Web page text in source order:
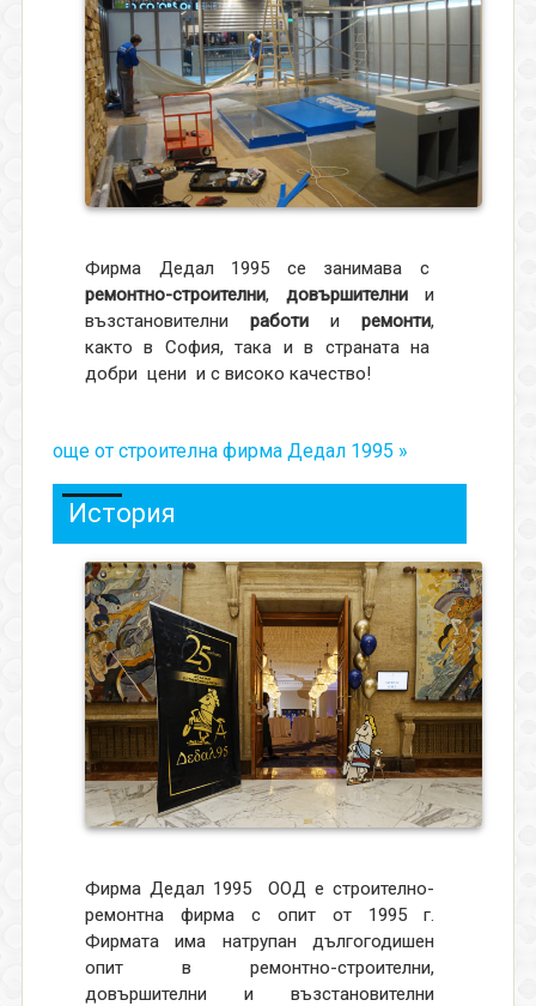
Фирма Дедал 1995 се занимава с
ремонтно-строителни, довършителни и
възстановителни работииремонти,
както в София, така и в страната на
добри цени и с високо качество!
още от строителна фирма Дедал 1995 »
История
Фирма Дедал 1995
ООД е строително-
ремонтна фирма с опит от 1995 г.
Фирмата има натрупан дългогодишен
опит в ремонтно-строителни,
довършителни и възстановителни